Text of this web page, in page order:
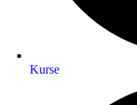
Kurse